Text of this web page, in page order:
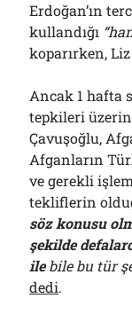
Erdoğan’ın
kullandığı “h
koparırken, Liz
Ancak 1 hafta
tepkileri
Çavuşoğlu,
Afganların
ve gerekli
tekliflerin
söz konusu
şekilde
ilebile bu tür
dedi.